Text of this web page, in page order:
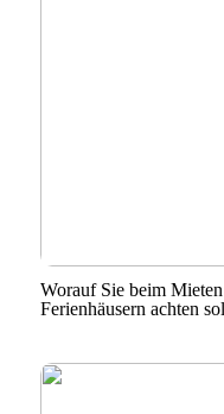
Worauf Sie beim
Ferienhäusern achten